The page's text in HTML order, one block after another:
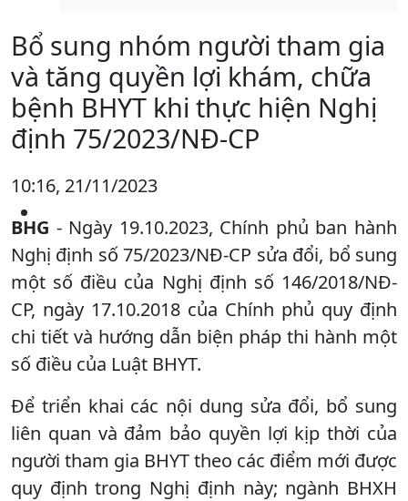
Bổ sung nhóm người tham gia
và tăng quyền lợi khám, chữa
bệnh BHYT khi thực hiện Nghị
định 75/2023/NĐ-CP
10:16, 21/11/2023
BHG - Ngày 19.10.2023, Chính phủ ban hành
Nghị định số 75/2023/NĐ-CP sửa đổi, bổ sung
một số điều của Nghị định số 146/2018/NĐ-
CP, ngày 17.10.2018 của Chính phủ quy định
chi tiết và hướng dẫn biện pháp thi hành một
số điều của Luật BHYT.
Để triển khai các nội dung sửa đổi, bổ sung
liên quan và đảm bảo quyền lợi kịp thời của
người tham gia BHYT theo các điểm mới được
quy định trong Nghị định này; ngành BHXH